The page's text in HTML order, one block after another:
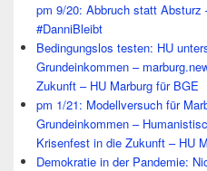
pm 9/20: Abbruch statt Absturz
#DanniBleibt
Bedingungslos testen: HU
Grundeinkommen –
Zukunft – HU Marburg für BGE
pm 1/21: Modellversuch für
Grundeinkommen –
Krisenfest in die Zukunft – HU
Demokratie in der Pandemie: